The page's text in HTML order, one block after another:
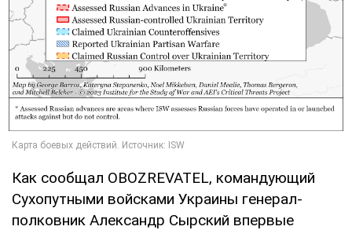
Как сообщал OBOZREVATEL, командующий
Сухопутными войсками Украины генерал-
полковник Александр Сырский впервые